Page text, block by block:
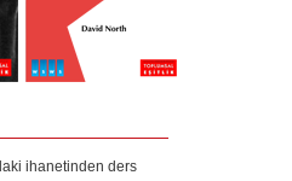
ihanetinden ders